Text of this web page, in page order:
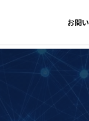
お問